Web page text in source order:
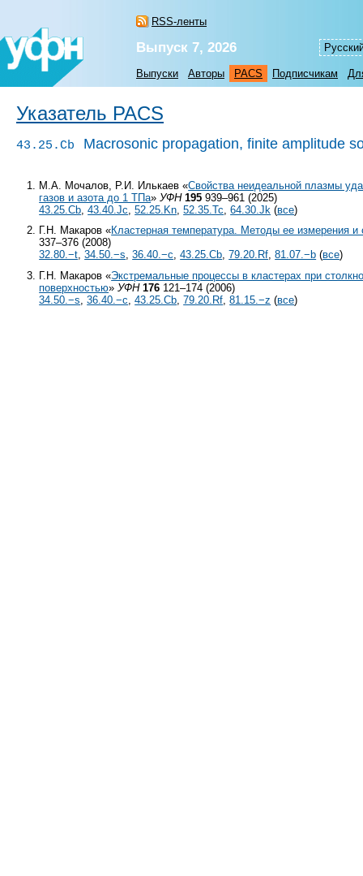
RSS-ленты
Выпуск 7, 2026
Выпуски Авторы PACS Подписчикам
Указатель PACS
43.25.Cb Macrosonic propagation, finite amplitude
М.А. Мочалов, Р.И. Илькаев «Свойства неидеальной плазмы
газов и азота до 1 ТПа»УФН 195 939–961 (2025)
43.25.Cb,43.40.Jc,52.25.Kn,52.35.Tc,64.30.Jk (все)
Г.Н. Макаров «Кластерная температура. Методы ее измерения и
337–376 (2008)
32.80.−t,34.50.−s,36.40.−c,43.25.Cb,79.20.Rf,81.07.−b (все)
Г.Н. Макаров «Экстремальные процессы в кластерах при
поверхностью»УФН 176 121–174 (2006)
34.50.−s ,36.40.−c ,43.25.Cb ,79.20.Rf ,81.15.−z (все)